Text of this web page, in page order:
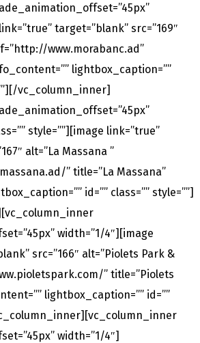
target=”blank” src=”169″
www.morabanc.ad”
lightbox_caption=””
vc_column_inner]
style=””][image link=”true”
alt=”La Massana ”
” title=”La Massana”
id=”” class=”” style=””]
width=”1/4″][image
src=”166″ alt=”Piolets Park &
” title=”Piolets
lightbox_caption=”” id=””
width=”1/4″]